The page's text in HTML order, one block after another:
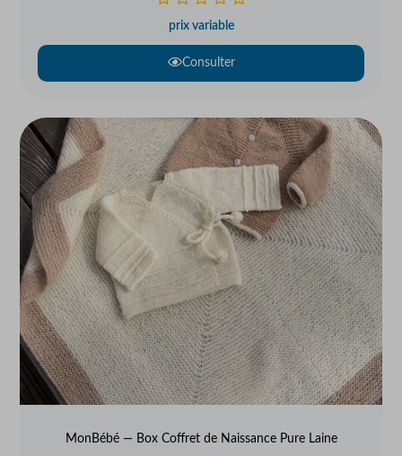
prix variable
Consulter
MonBébé — Box Coffret de Naissance Pure Laine